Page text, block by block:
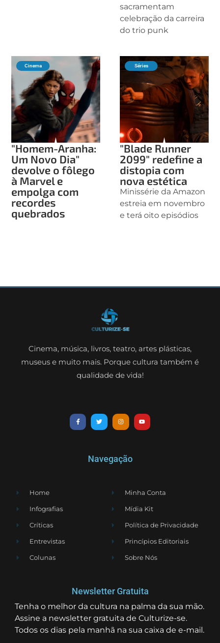
sacramentam
celebração da carreira
do trio punk
Cinema
"Homem-Aranha:
Um Novo Dia"
devolve o fôlego
à Marvel e
empolga com
recordes
quebrados
Séries
"Blade Runner
2099" redefine a
distopia com
nova estética
Minissérie da Amazon
estreia em novembro
e terá oito episódios
Cinema, música, livros, teatro, artes plásticas,
museus e muito mais. Porque cultura também é
qualidade de vida!
Navegação
Home
Infografias
Críticas
Entrevistas
Colunas
Minha Conta
Mídia Kit
Política de Privacidade
Princípios Editoriais
Sobre Nós
Newsletter Gratuita
Tenha o melhor da cultura na palma da sua mão.
Assine a newsletter gratuita de Culturize-se.
Todos os dias pela manhã na sua caixa de e-mail.